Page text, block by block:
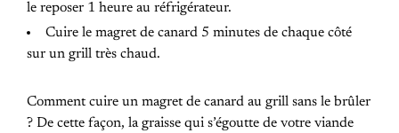
le reposer 1 heure au réfrigérateur.
Cuire le magret de canard 5 minutes de chaque côté
sur un grill très chaud.
Comment cuire un magret de canard au grill sans le brûler
? De cette façon, la graisse qui s’égoutte de votre viande